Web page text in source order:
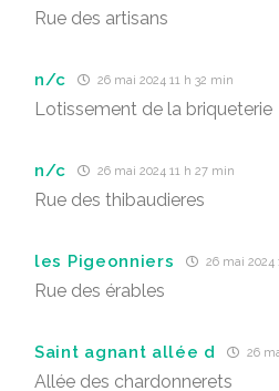
Rue des artisans
n/c 26 mai 2024 11 h 32 min
Lotissement de la briqueterie
n/c 26 mai 2024 11 h 27 min
Rue des thibaudieres
les Pigeonniers 26 mai 2024
Rue des érables
Saint agnant allée d 26
Allée des chardonnerets